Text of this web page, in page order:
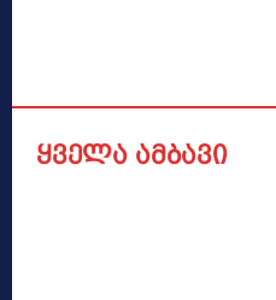
ყველა ამბავი